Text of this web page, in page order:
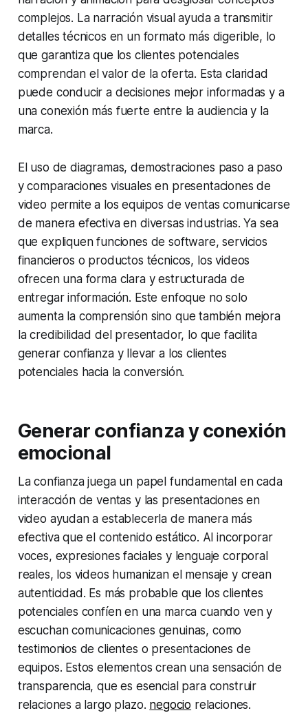
complejos. La narración visual ayuda a transmitir
detalles técnicos en un formato más digerible, lo
que garantiza que los clientes potenciales
comprendan el valor de la oferta. Esta claridad
puede conducir a decisiones mejor informadas y a
una conexión más fuerte entre la audiencia y la
marca.
El uso de diagramas, demostraciones paso a paso
y comparaciones visuales en presentaciones de
video permite a los equipos de ventas comunicarse
de manera efectiva en diversas industrias. Ya sea
que expliquen funciones de software, servicios
financieros o productos técnicos, los videos
ofrecen una forma clara y estructurada de
entregar información. Este enfoque no solo
aumenta la comprensión sino que también mejora
la credibilidad del presentador, lo que facilita
generar confianza y llevar a los clientes
potenciales hacia la conversión.
Generar confianza y conexión
emocional
La confianza juega un papel fundamental en cada
interacción de ventas y las presentaciones en
video ayudan a establecerla de manera más
efectiva que el contenido estático. Al incorporar
voces, expresiones faciales y lenguaje corporal
reales, los videos humanizan el mensaje y crean
autenticidad. Es más probable que los clientes
potenciales confíen en una marca cuando ven y
escuchan comunicaciones genuinas, como
testimonios de clientes o presentaciones de
equipos. Estos elementos crean una sensación de
transparencia, que es esencial para construir
relaciones a largo plazo. negocio relaciones.